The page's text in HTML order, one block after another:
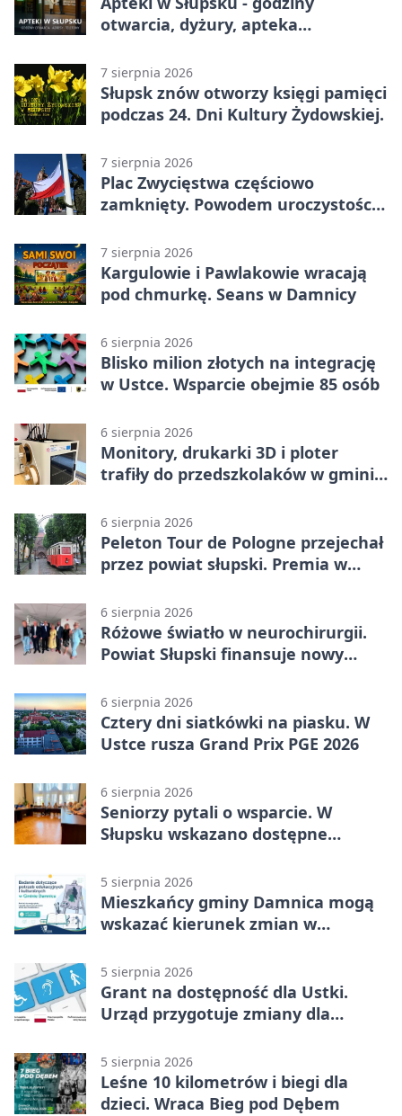
otwarcia, dyżury, apteka
7 sierpnia 2026
Słupsk znów otworzy księgi pamięci
podczas 24. Dni Kultury Żydowskiej.
7 sierpnia 2026
Plac Zwycięstwa częściowo
zamknięty. Powodem uroczystości
7 sierpnia 2026
Kargulowie i Pawlakowie wracają
pod chmurkę. Seans w Damnicy
6 sierpnia 2026
Blisko milion złotych na integrację
w Ustce. Wsparcie obejmie 85 osób
6 sierpnia 2026
Monitory, drukarki 3D i ploter
trafiły do przedszkolaków w gminie
6 sierpnia 2026
Peleton Tour de Pologne przejechał
przez powiat słupski. Premia w
6 sierpnia 2026
Różowe światło w neurochirurgii.
Powiat Słupski finansuje nowy
6 sierpnia 2026
Cztery dni siatkówki na piasku. W
Ustce rusza Grand Prix PGE 2026
6 sierpnia 2026
Seniorzy pytali o wsparcie. W
Słupsku wskazano dostępne
5 sierpnia 2026
Mieszkańcy gminy Damnica mogą
wskazać kierunek zmian w
5 sierpnia 2026
Grant na dostępność dla Ustki.
Urząd przygotuje zmiany dla
5 sierpnia 2026
Leśne 10 kilometrów i biegi dla
dzieci. Wraca Bieg pod Dębem